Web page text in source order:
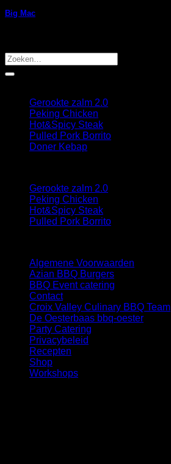
Big Mac
Gerookte zalm 2.0
Peking Chicken
Hot&Spicy Steak
Pulled Pork Borrito
Doner Kebap
Gerookte zalm 2.0
Peking Chicken
Hot&Spicy Steak
Pulled Pork Borrito
Algemene Voorwaarden
Azian BBQ Burgers
BBQ Event catering
Contact
Croix Valley Culinary BBQ Team
De Oesterbaas bbq-oester
Party Catering
Privacybeleid
Recepten
Shop
Workshops